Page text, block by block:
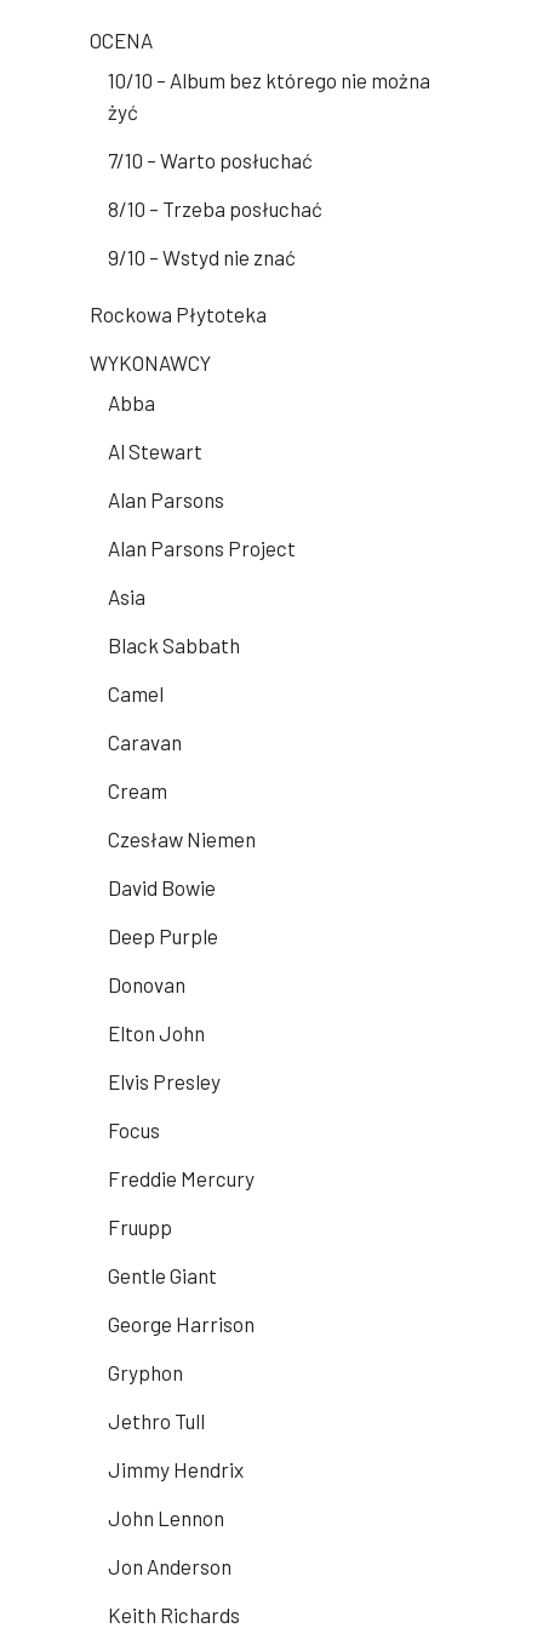
OCENA
10/10 – Album bez którego nie można
żyć
7/10 – Warto posłuchać
8/10 – Trzeba posłuchać
9/10 – Wstyd nie znać
Rockowa Płytoteka
WYKONAWCY
Abba
Al Stewart
Alan Parsons
Alan Parsons Project
Asia
Black Sabbath
Camel
Caravan
Cream
Czesław Niemen
David Bowie
Deep Purple
Donovan
Elton John
Elvis Presley
Focus
Freddie Mercury
Fruupp
Gentle Giant
George Harrison
Gryphon
Jethro Tull
Jimmy Hendrix
John Lennon
Jon Anderson
Keith Richards